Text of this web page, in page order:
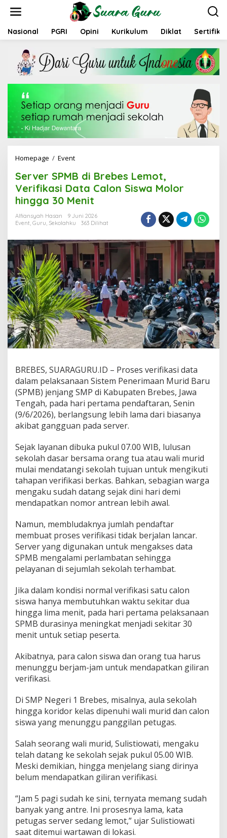
t
Nasional PGRI Opini Kurikulum Diklat
Homepage / Event
r
v
e
r
S
P
B
d
B
r
e
b
e
s
L
e
m
o
,
V
e
r
i
f
i
s
i
D
a
a
C
l
o
S
i
s
a
o
l
o
r
n
g
3
0
M
e
i
t
Server SPMB di Brebes Lemot,
Verifikasi Data Calon Siswa Molor
hingga 30 Menit
Alfiansyah Hasan
9 Juni 2026
Event, Guru, Sekolahku 363 Dilihat
BREBES, SUARAGURU.ID – Proses verifikasi data
dalam pelaksanaan Sistem Penerimaan Murid Baru
(SPMB) jenjang SMP di Kabupaten Brebes, Jawa
Tengah, pada hari pertama pendaftaran, Senin
(9/6/2026), berlangsung lebih lama dari biasanya
akibat gangguan pada server.
Sejak layanan dibuka pukul 07.00 WIB, lulusan
sekolah dasar bersama orang tua atau wali murid
mulai mendatangi sekolah tujuan untuk mengikuti
tahapan verifikasi berkas. Bahkan, sebagian warga
mengaku sudah datang sejak dini hari demi
mendapatkan nomor antrean lebih awal.
Namun, membludaknya jumlah pendaftar
membuat proses verifikasi tidak berjalan lancar.
Server yang digunakan untuk mengakses data
SPMB mengalami perlambatan sehingga
pelayanan di sejumlah sekolah terhambat.
Jika dalam kondisi normal verifikasi satu calon
siswa hanya membutuhkan waktu sekitar dua
hingga lima menit, pada hari pertama pelaksanaan
SPMB durasinya meningkat menjadi sekitar 30
menit untuk setiap peserta.
Akibatnya, para calon siswa dan orang tua harus
menunggu berjam-jam untuk mendapatkan giliran
verifikasi.
Di SMP Negeri 1 Brebes, misalnya, aula sekolah
hingga koridor kelas dipenuhi wali murid dan calon
siswa yang menunggu panggilan petugas.
Salah seorang wali murid, Sulistiowati, mengaku
telah datang ke sekolah sejak pukul 05.00 WIB.
Meski demikian, hingga menjelang siang dirinya
belum mendapatkan giliran verifikasi.
“Jam 5 pagi sudah ke sini, ternyata memang sudah
banyak yang antre. Ini prosesnya lama, kata
petugas server sedang lemot,” ujar Sulistiowati
saat ditemui wartawan di lokasi.